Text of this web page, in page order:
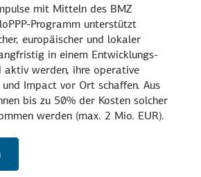
mit Mitteln des BMZ
Programm unterstützt
europäischer und lokaler
in einem Entwicklungs-
aktiv werden, ihre operative
Impact vor Ort schaffen. Aus
bis zu 50% der Kosten solcher
werden (max. 2 Mio. EUR).